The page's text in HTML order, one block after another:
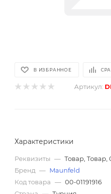
В ИЗБРАННОЕ
Артикул:
Характеристики
Реквизиты — Товар, Товар,
Бренд — Maunfeld
Код товара — 00-01191916